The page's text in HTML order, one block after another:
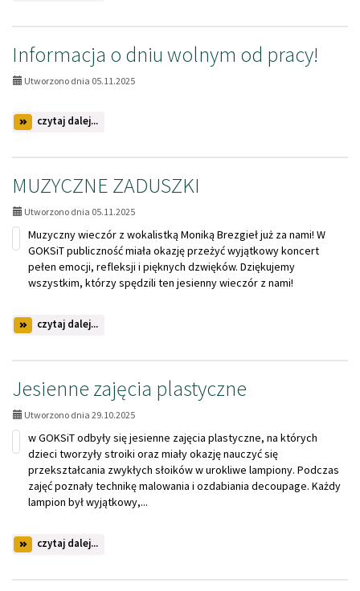
seniorem"
Informacja o dniu wolnym od pracy!
Utworzono dnia 05.11.2025
czytaj dalej...
dniu
wolnym
od
MUZYCZNE ZADUSZKI
Utworzono dnia 05.11.2025
Muzyczny wieczór z wokalistką Moniką Brezgieł już za nami! W
GOKSiT publiczność miała okazję przeżyć wyjątkowy koncert
pełen emocji, refleksji i pięknych dzwięków. Dziękujemy
wszystkim, którzy spędzili ten jesienny wieczór z nami!
czytaj dalej...
Jesienne zajęcia plastyczne
Utworzono dnia 29.10.2025
w GOKSiT odbyły się jesienne zajęcia plastyczne, na których
dzieci tworzyły stroiki oraz miały okazję nauczyć się
przekształcania zwykłych słoików w urokliwe lampiony. Podczas
zajęć poznały technikę malowania i ozdabiania decoupage. Każdy
lampion był wyjątkowy,...
czytaj dalej...